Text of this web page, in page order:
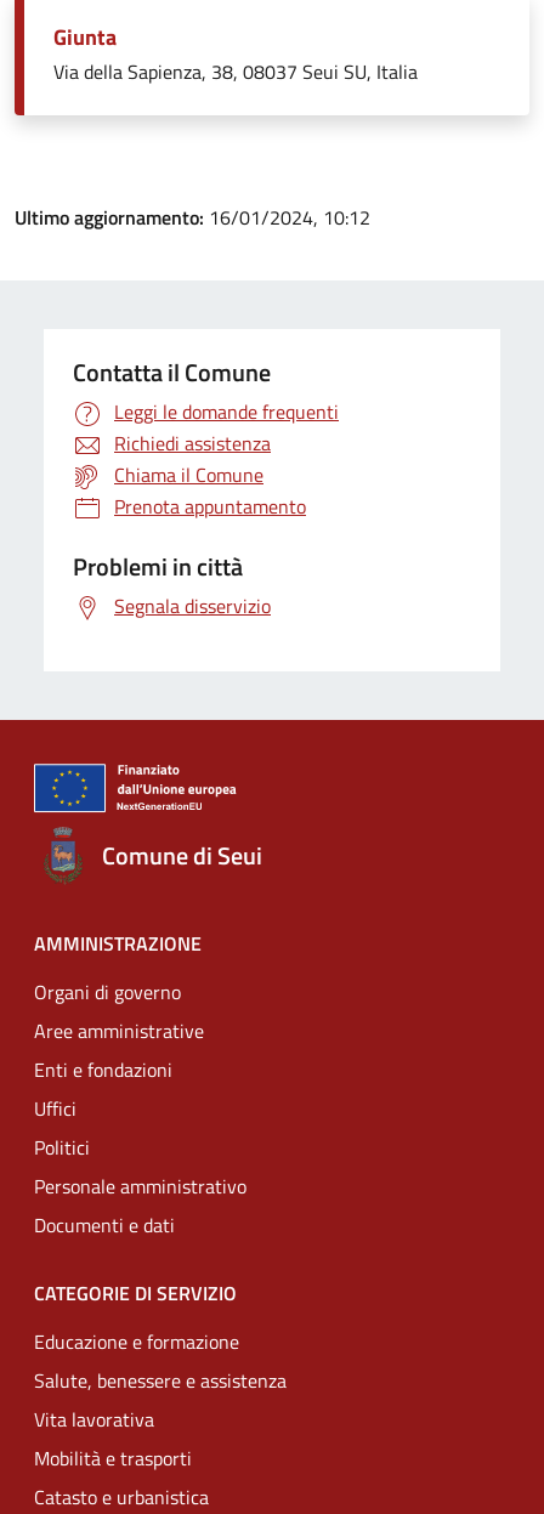
Giunta
Via della Sapienza, 38, 08037 Seui SU, Italia
Ultimo aggiornamento: 16/01/2024, 10:12
Contatta il Comune
Leggi le domande frequenti
Richiedi assistenza
Chiama il Comune
Prenota appuntamento
Problemi in città
Segnala disservizio
Comune di Seui
AMMINISTRAZIONE
Organi di governo
Aree amministrative
Enti e fondazioni
Uffici
Politici
Personale amministrativo
Documenti e dati
CATEGORIE DI SERVIZIO
Educazione e formazione
Salute, benessere e assistenza
Vita lavorativa
Mobilità e trasporti
Catasto e urbanistica